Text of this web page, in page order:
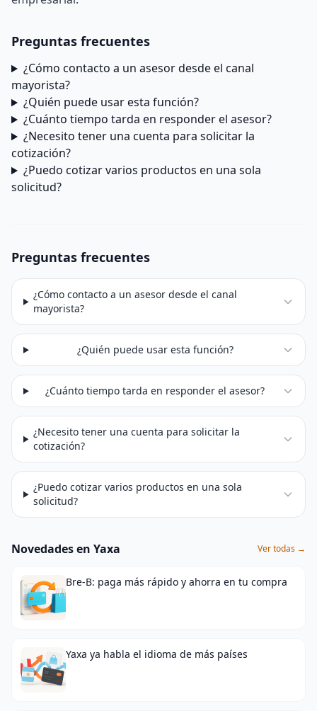
Preguntas frecuentes
¿Cómo contacto a un asesor desde el canal
mayorista?
¿Quién puede usar esta función?
¿Cuánto tiempo tarda en responder el asesor?
¿Necesito tener una cuenta para solicitar la
cotización?
¿Puedo cotizar varios productos en una sola
solicitud?
Preguntas frecuentes
¿Cómo contacto a un asesor desde el canal
mayorista?
¿Quién puede usar esta función?
¿Cuánto tiempo tarda en responder el asesor?
¿Necesito tener una cuenta para solicitar la
cotización?
¿Puedo cotizar varios productos en una sola
solicitud?
Novedades en Yaxa Ver todas →
Bre-B: paga más rápido y ahorra en tu compra
Yaxa ya habla el idioma de más países